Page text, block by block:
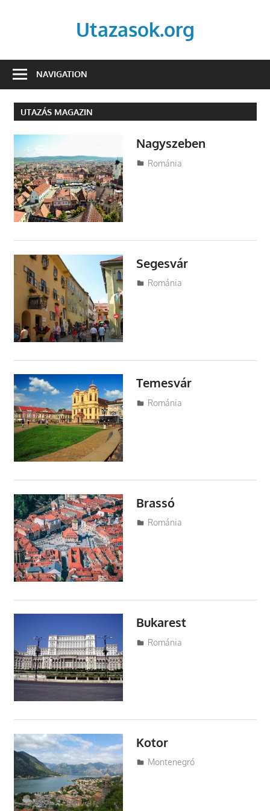
Utazasok.org
NAVIGATION
UTAZÁS MAGAZIN
Nagyszeben
Utazasok.org
Románia
Segesvár
Utazasok.org
Románia
Temesvár
Utazasok.org
Románia
Brassó
Utazasok.org
Románia
Bukarest
Utazasok.org
Románia
Kotor
Utazasok.org
Montenegró